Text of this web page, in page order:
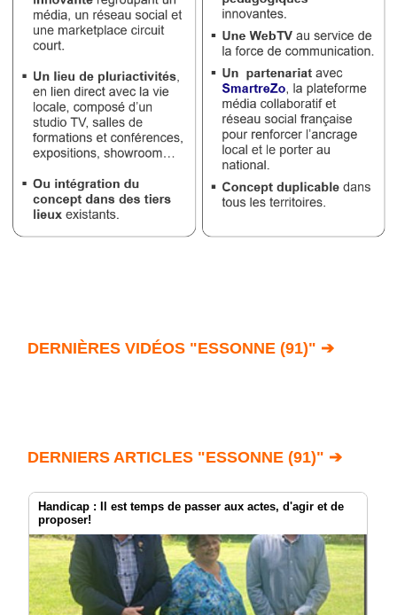
DERNIÈRES VIDÉOS "ESSONNE (91)" ➔
DERNIERS ARTICLES "ESSONNE (91)" ➔
Handicap : Il est temps de passer aux actes, d'agir et de
proposer!